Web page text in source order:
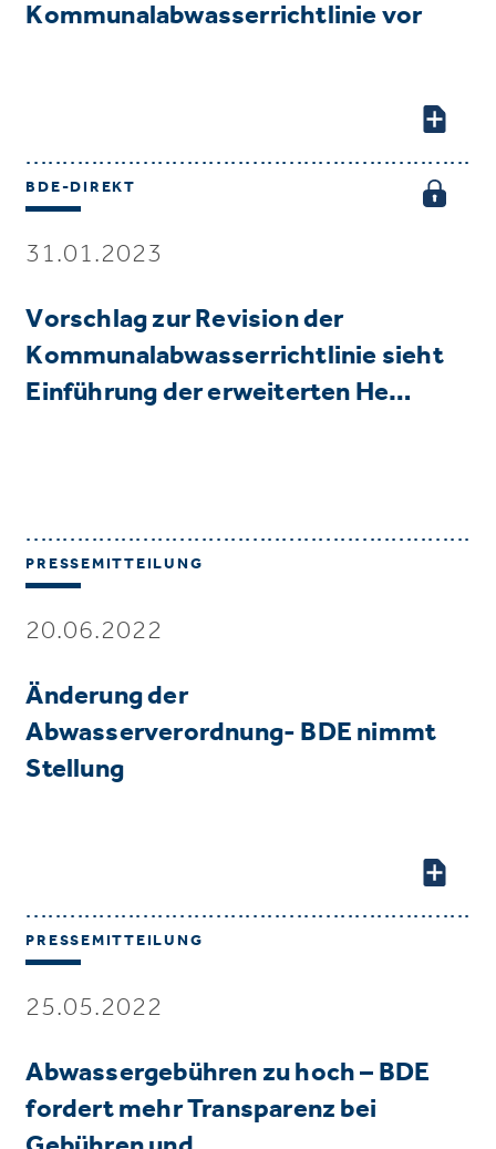
Kommunalabwasserrichtlinie vor
BDE-DIREKT
31.01.2023
Vorschlag zur Revision der
Kommunalabwasserrichtlinie sieht
Einführung der erweiterten He…
PRESSEMITTEILUNG
20.06.2022
Änderung der
Abwasserverordnung- BDE nimmt
Stellung
PRESSEMITTEILUNG
25.05.2022
Abwassergebühren zu hoch – BDE
fordert mehr Transparenz bei